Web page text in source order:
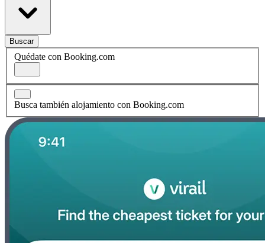
Buscar
Quédate con Booking.com
Busca también alojamiento con Booking.com